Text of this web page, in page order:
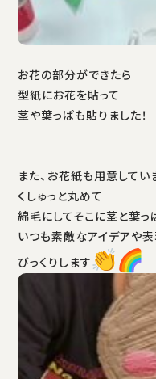
お花の部分ができたら
型紙にお花を貼って
茎や葉っぱも貼りました！
また、お花紙も用意してい
くしゅっと丸めて
綿毛にしてそこに茎と葉っ
いつも素敵なアイデアや
びっくりします